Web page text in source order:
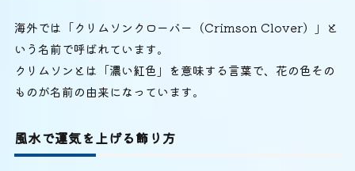
海外では「クリムソンクローバー（Crimson Clover）」と
いう名前で呼ばれています。
クリムソンとは「濃い紅色」を意味する言葉で、花の色その
ものが名前の由来になっています。
風水で運気を上げる飾り方